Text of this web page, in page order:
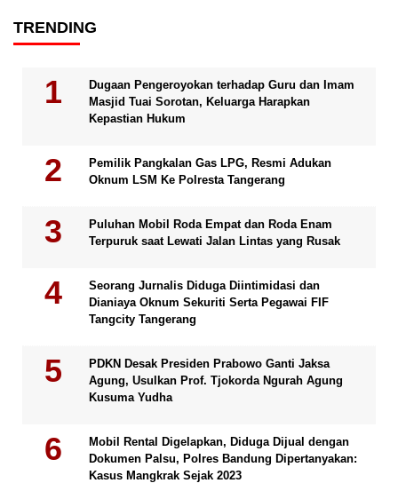
TRENDING
Dugaan Pengeroyokan terhadap Guru dan Imam
Masjid Tuai Sorotan, Keluarga Harapkan
Kepastian Hukum
Pemilik Pangkalan Gas LPG, Resmi Adukan
Oknum LSM Ke Polresta Tangerang
Puluhan Mobil Roda Empat dan Roda Enam
Terpuruk saat Lewati Jalan Lintas yang Rusak
Seorang Jurnalis Diduga Diintimidasi dan
Dianiaya Oknum Sekuriti Serta Pegawai FIF
Tangcity Tangerang
PDKN Desak Presiden Prabowo Ganti Jaksa
Agung, Usulkan Prof. Tjokorda Ngurah Agung
Kusuma Yudha
Mobil Rental Digelapkan, Diduga Dijual dengan
Dokumen Palsu, Polres Bandung Dipertanyakan:
Kasus Mangkrak Sejak 2023